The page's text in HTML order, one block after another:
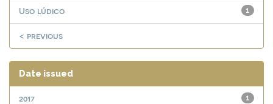
1
Uso lúdico
< previous
Date issued
1
2017